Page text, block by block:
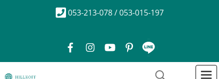
053-213-078 / 053-015-197